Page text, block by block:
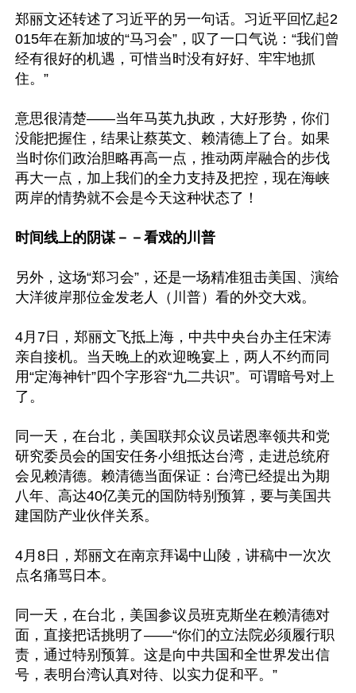
郑丽文还转述了习近平的另一句话。习近平回忆起2
015年在新加坡的“马习会”，叹了一口气说：“我们曾
经有很好的机遇，可惜当时没有好好、牢牢地抓
住。”
意思很清楚——当年马英九执政，大好形势，你们
没能把握住，结果让蔡英文、赖清德上了台。如果
当时你们政治胆略再高一点，推动两岸融合的步伐
再大一点，加上我们的全力支持及把控，现在海峡
两岸的情势就不会是今天这种状态了！
时间线上的阴谋－－看戏的川普
另外，这场“郑习会”，还是一场精准狙击美国、演给
大洋彼岸那位金发老人（川普）看的外交大戏。
4月7日，郑丽文飞抵上海，中共中央台办主任宋涛
亲自接机。当天晚上的欢迎晚宴上，两人不约而同
用“定海神针”四个字形容“九二共识”。可谓暗号对上
了。
同一天，在台北，美国联邦众议员诺恩率领共和党
研究委员会的国安任务小组抵达台湾，走进总统府
会见赖清德。赖清德当面保证：台湾已经提出为期
八年、高达40亿美元的国防特别预算，要与美国共
建国防产业伙伴关系。
4月8日，郑丽文在南京拜谒中山陵，讲稿中一次次
点名痛骂日本。
同一天，在台北，美国参议员班克斯坐在赖清德对
面，直接把话挑明了——“你们的立法院必须履行职
责，通过特别预算。这是向中共国和全世界发出信
号，表明台湾认真对待、以实力促和平。”